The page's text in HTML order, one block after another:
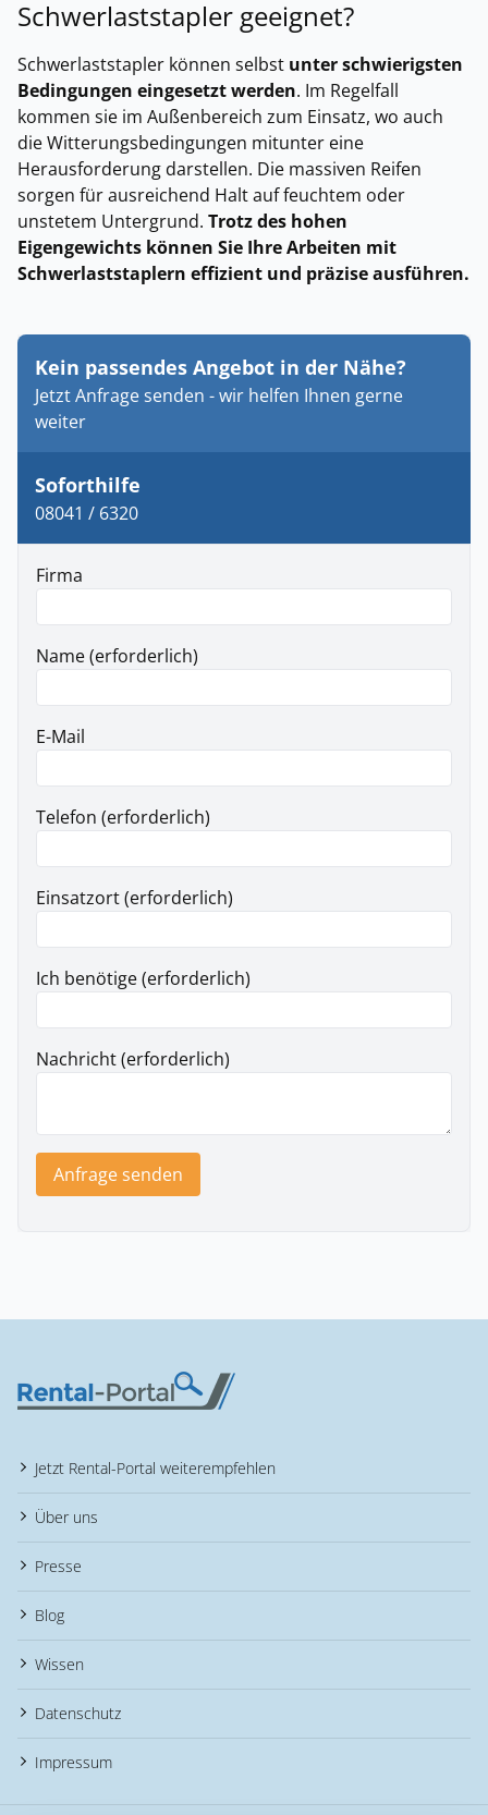
Schwerlaststapler geeignet?
Schwerlaststapler können selbst unter schwierigsten
Bedingungen eingesetzt werden. Im Regelfall
kommen sie im Außenbereich zum Einsatz, wo auch
die Witterungsbedingungen mitunter eine
Herausforderung darstellen. Die massiven Reifen
sorgen für ausreichend Halt auf feuchtem oder
unstetem Untergrund. Trotz des hohen
Eigengewichts können Sie Ihre Arbeiten mit
Schwerlaststaplern effizient und präzise ausführen.
Kein passendes Angebot in der Nähe?
Jetzt Anfrage senden - wir helfen Ihnen gerne
weiter
Soforthilfe
08041 / 6320
Firma
Name (erforderlich)
E-Mail
Telefon (erforderlich)
Einsatzort (erforderlich)
Ich benötige (erforderlich)
Nachricht (erforderlich)
Anfrage senden
Jetzt Rental-Portal weiterempfehlen
Über uns
Presse
Blog
Wissen
Datenschutz
Impressum